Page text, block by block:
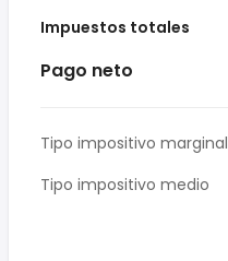
Impuestos totales
Pago neto
Tipo impositivo marginal
Tipo impositivo medio